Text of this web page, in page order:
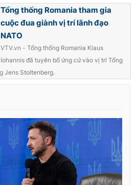
Thị Mỹ Hạnh, Phạm Quốc Thắng,
931 - 024.38 355 932
Tổng thống Romania tham gia
cuộc đua giành vị trí lãnh đạo
NATO
VTV.vn - Tổng thống Romania Klaus
Iohannis đã tuyên bố ứng cử vào vị trí Tổng
Jens Stoltenberg.